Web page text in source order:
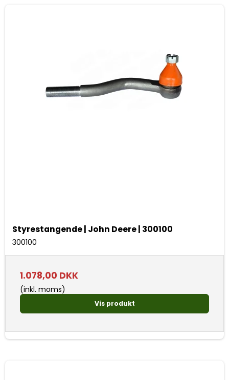
Styrestangende | John Deere | 300100
300100
1.078,00 DKK
(inkl. moms)
Vis produkt